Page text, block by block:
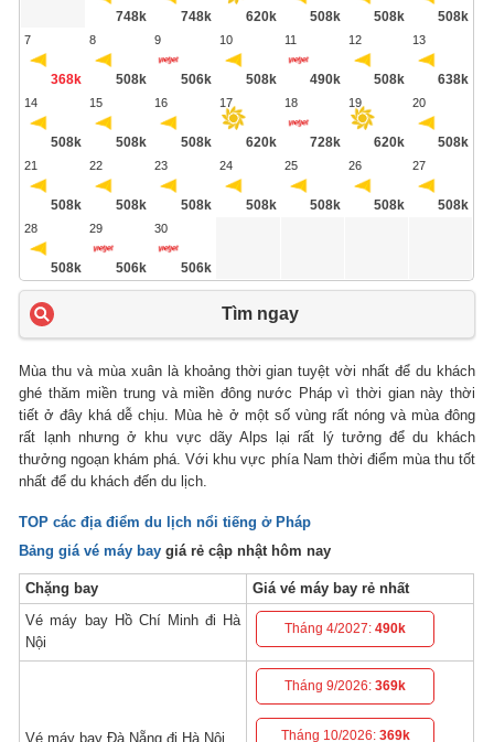
748k 748k 620k 508k 508k 508k
7
368k
8
508k
9
506k
10
508k
11
490k
12
508k
13
638k
14
508k
15
508k
16
508k
17
620k
18
728k
19
620k
20
508k
21
508k
22
508k
23
508k
24
508k
25
508k
26
508k
27
508k
28
508k
29
506k
30
506k
Tìm ngay
Mùa thu và mùa xuân là khoảng thời gian tuyệt vời nhất để du khách
ghé thăm miền trung và miền đông nước Pháp vì thời gian này thời
tiết ở đây khá dễ chịu. Mùa hè ở một số vùng rất nóng và mùa đông
rất lạnh nhưng ở khu vực dãy Alps lại rất lý tưởng để du khách
thưởng ngoạn khám phá. Với khu vực phía Nam thời điểm mùa thu tốt
nhất để du khách đến du lịch.
TOP các địa điểm du lịch nổi tiếng ở Pháp
Bảng giá vé máy bay giá rẻ cập nhật hôm nay
Chặng bay
Giá vé máy bay rẻ nhất
Vé máy bay Hồ Chí Minh đi Hà
Nội
Tháng 4/2027:490k
Vé máy bay Đà Nẵng đi Hà Nội
Tháng 9/2026:369k
Tháng 10/2026: 369k